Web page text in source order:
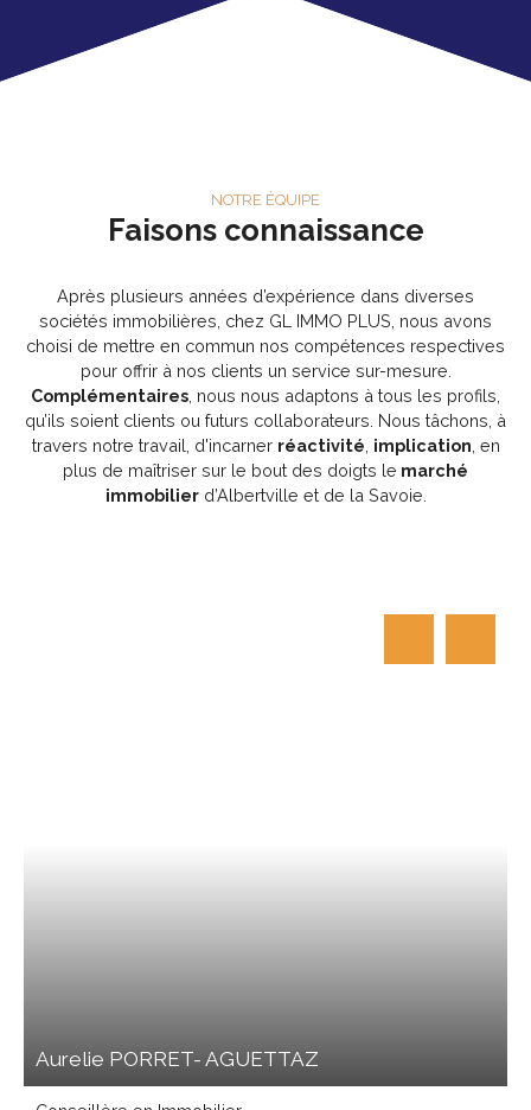
NOTRE ÉQUIPE
Faisons connaissance
Après plusieurs années d’expérience dans diverses
sociétés immobilières, chez GL IMMO PLUS, nous avons
choisi de mettre en commun nos compétences respectives
pour offrir à nos clients un service sur-mesure.
Complémentaires , nous nous adaptons à tous les profils,
qu’ils soient clients ou futurs collaborateurs. Nous tâchons, à
travers notre travail, d'incarner réactivité implication , en
plus de maîtriser sur le bout des doigts le marché
immobilierd’Albertville et de la Savoie.
Aurelie PORRET- AGUETTAZ